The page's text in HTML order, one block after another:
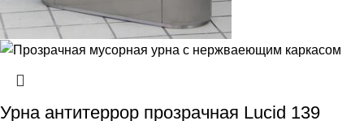
Урна антитеррор прозрачная Lucid 139